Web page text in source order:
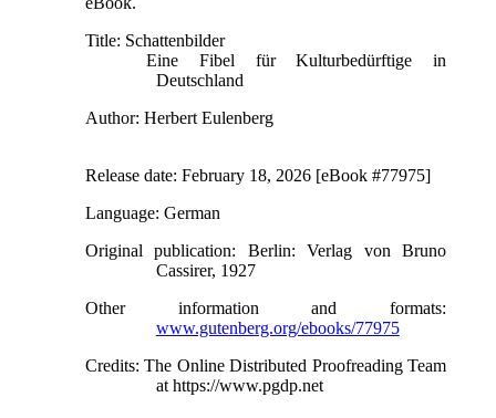
Title: Schattenbilder
Eine Fibel für Kulturbedürftige in
Deutschland
Author: Herbert Eulenberg
Release date: February 18, 2026 [eBook #77975]
Language: German
Original publication: Berlin: Verlag von Bruno
Cassirer, 1927
Other information and formats:
www.gutenberg.org/ebooks/77975
Credits: The Online Distributed Proofreading Team
at https://www.pgdp.net